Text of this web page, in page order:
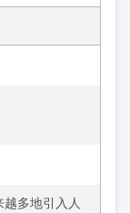
多地引入人